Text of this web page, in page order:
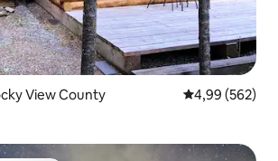
View County Note
4,99 (562)